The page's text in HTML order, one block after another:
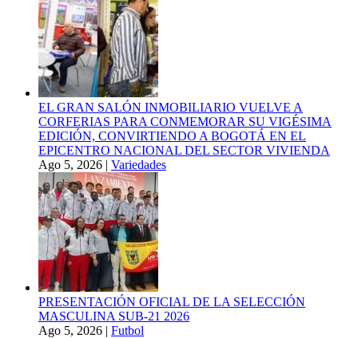
EL GRAN SALÓN INMOBILIARIO VUELVE A
CORFERIAS PARA CONMEMORAR SU VIGÉSIMA
EDICIÓN, CONVIRTIENDO A BOGOTÁ EN EL
EPICENTRO NACIONAL DEL SECTOR VIVIENDA
Ago 5, 2026 | Variedades
PRESENTACIÓN OFICIAL DE LA SELECCIÓN
MASCULINA SUB-21 2026
Ago 5, 2026 | Futbol